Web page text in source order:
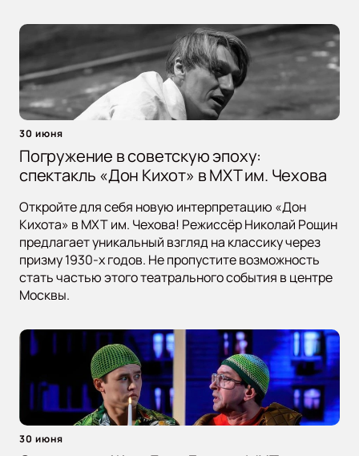
30 июня
Погружение в советскую эпоху:
спектакль «Дон Кихот» в МХТ им. Чехова
Откройте для себя новую интерпретацию «Дон
Кихота» в МХТ им. Чехова! Режиссёр Николай Рощин
предлагает уникальный взгляд на классику через
призму 1930-х годов. Не пропустите возможность
стать частью этого театрального события в центре
Москвы.
30 июня